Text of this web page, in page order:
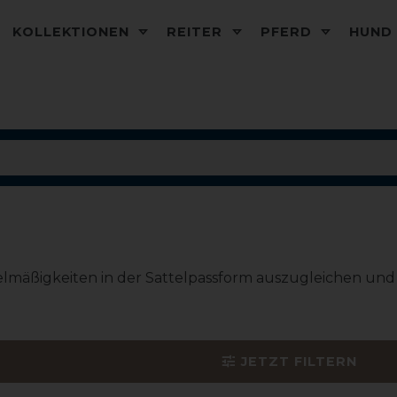
KOLLEKTIONEN REITER PFERD HUND
in der Sattelpassform auszugleichen
JETZT FILTERN